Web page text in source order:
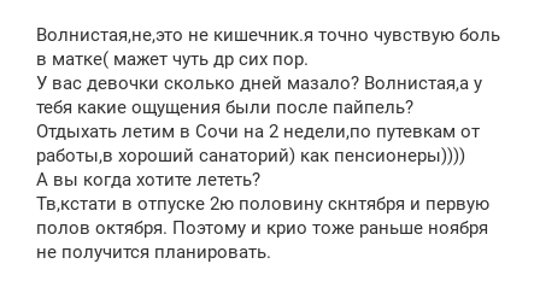
Волнистая,не,это не кишечник.я точно чувствую боль
в матке( мажет чуть др сих пор.
У вас девочки сколько дней мазало? Волнистая,а у
тебя какие ощущения были после пайпель?
Отдыхать летим в Сочи на 2 недели,по путевкам от
работы,в хороший санаторий) как пенсионеры))))
А вы когда хотите лететь?
Тв,кстати в отпуске 2ю половину скнтября и первую
полов октября. Поэтому и крио тоже раньше ноября
не получится планировать.